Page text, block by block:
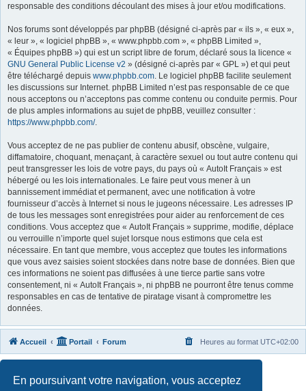
En poursuivant votre navigation, vous acceptez
responsable des conditions découlant des mises à jour et/ou modifications.
Nos forums sont développés par phpBB (désigné ci-après par « ils », « eux »,
« leur », « logiciel phpBB », « www.phpbb.com », « phpBB Limited »,
« Équipes phpBB ») qui est un script libre de forum, déclaré sous la licence «
GNU General Public License v2 » (désigné ci-après par « GPL ») et qui peut
être téléchargé depuis www.phpbb.com. Le logiciel phpBB facilite seulement
les discussions sur Internet. phpBB Limited n’est pas responsable de ce que
nous acceptons ou n’acceptons pas comme contenu ou conduite permis. Pour
de plus amples informations au sujet de phpBB, veuillez consulter :
https://www.phpbb.com/.
Vous acceptez de ne pas publier de contenu abusif, obscène, vulgaire,
diffamatoire, choquant, menaçant, à caractère sexuel ou tout autre contenu qui
peut transgresser les lois de votre pays, du pays où « AutoIt Français » est
hébergé ou les lois internationales. Le faire peut vous mener à un
bannissement immédiat et permanent, avec une notification à votre
fournisseur d’accès à Internet si nous le jugeons nécessaire. Les adresses IP
de tous les messages sont enregistrées pour aider au renforcement de ces
conditions. Vous acceptez que « AutoIt Français » supprime, modifie, déplace
ou verrouille n’importe quel sujet lorsque nous estimons que cela est
nécessaire. En tant que membre, vous acceptez que toutes les informations
que vous avez saisies soient stockées dans notre base de données. Bien que
ces informations ne soient pas diffusées à une tierce partie sans votre
consentement, ni « AutoIt Français », ni phpBB ne pourront être tenus comme
responsables en cas de tentative de piratage visant à compromettre les
données.
Accueil Portail Forum Heures au format UTC+02:00
Traduit parphpBB-fr.com